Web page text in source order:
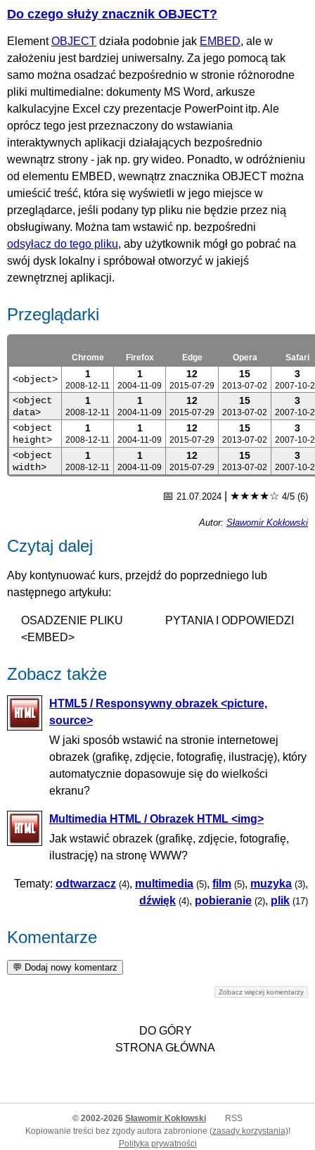
Do czego służy znacznik OBJECT?
ElementOBJECT działa podobnie jak EMBED, ale w
założeniu jest bardziej uniwersalny. Za jego pomocą tak
samo można osadzać bezpośrednio w stronie różnorodne
pliki multimedialne: dokumenty MS Word, arkusze
kalkulacyjne Excel czy prezentacje PowerPoint itp. Ale
oprócz tego jest przeznaczony do wstawiania
interaktywnych aplikacji działających bezpośrednio
wewnątrz strony - jak np. gry wideo. Ponadto, w odróżnieniu
od elementu EMBED, wewnątrz znacznika OBJECT można
umieścić treść, która się wyświetli w jego miejsce w
przeglądarce, jeśli podany typ pliku nie będzie przez nią
obsługiwany. Można tam wstawić np. bezpośredni
odsyłacz do tego pliku, aby użytkownik mógł go pobrać na
swój dysk lokalny i spróbował otworzyć w jakiejś
zewnętrznej aplikacji.
Przeglądarki
Chrome Firefox Edge Opera Safari
<object> 1
2008-12-11
1
2004-11-09
12
2015-07-29
15
2013-07-02
3
2007-10-
<object
data>
1
2008-12-11
1
2004-11-09
12
2015-07-29
15
2013-07-02
3
2007-10-
<object
height>
1
2008-12-11
1
2004-11-09
12
2015-07-29
15
2013-07-02
3
2007-10-
<object
width>
1
2008-12-11
1
2004-11-09
12
2015-07-29
15
2013-07-02
3
2007-10-
📅 21.07.2024 ★★★★☆ 4/5 (6)
Autor: Sławomir Kokłowski
Czytaj dalej
Aby kontynuować kurs, przejdź do poprzedniego lub
następnego artykułu:
OSADZENIE PLIKU
<EMBED>
PYTANIA I ODPOWIEDZI
Zobacz także
HTML5 / Responsywny obrazek <picture,
source>
W jaki sposób wstawić na stronie internetowej
obrazek (grafikę, zdjęcie, fotografię, ilustrację), który
automatycznie dopasowuje się do wielkości
ekranu?
Multimedia HTML / Obrazek HTML <img>
Jak wstawić obrazek (grafikę, zdjęcie, fotografię,
ilustrację) na stronę WWW?
Tematy: odtwarzacz (4), multimedia (5), film (5), muzyka (3),
dźwięk (4), pobieranie (2), plik (17)
Komentarze
Zobacz więcej komentarzy
DO GÓRY
STRONA GŁÓWNA
© 2002-2026 Sławomir Kokłowski
RSS
Kopiowanie treści bez zgody autora zabronione (zasady korzystania)!
Polityka prywatności